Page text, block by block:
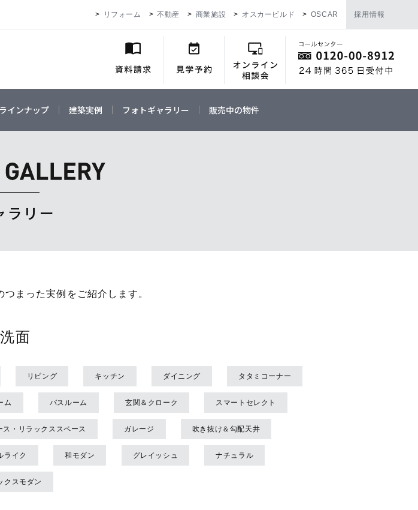
リフォーム 不動産 商業施設 オスカービルド OSCAR 採用情報
インナップ 建築実例 フォトギャラリー 販売中の物件
ラリー
つまった実例をご紹介します。
洗面
リビング キッチン ダイニング タタミコーナー
ム バスルーム 玄関＆クローク スマートセレクト
ス・リラックススペース ガレージ 吹き抜け＆勾配天井
ライク 和モダン グレイッシュ ナチュラル
クスモダン